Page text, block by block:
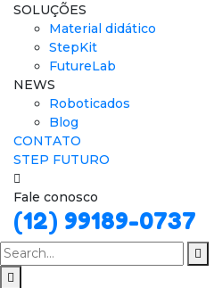
SOLUÇÕES
Material didático
StepKit
FutureLab
NEWS
Roboticados
Blog
CONTATO
STEP FUTURO
Fale conosco
(12) 99189-0737